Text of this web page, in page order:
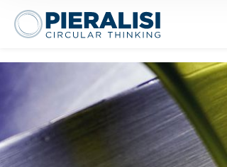
Pieralisi Maip Spa